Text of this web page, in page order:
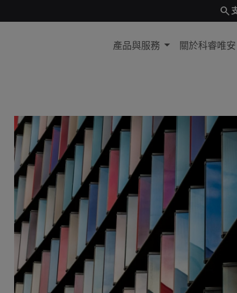
search
產品與服務 關於科睿唯安